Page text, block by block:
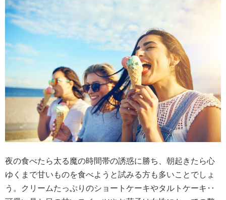
夜の食べたら太る魔の時間帯の誘惑に勝ち、朝起きたら心
ゆくまで甘いものを食べようと試みる方も多いことでしょ
う。クリームたっぷりのショートケーキやタルトケーキ‥